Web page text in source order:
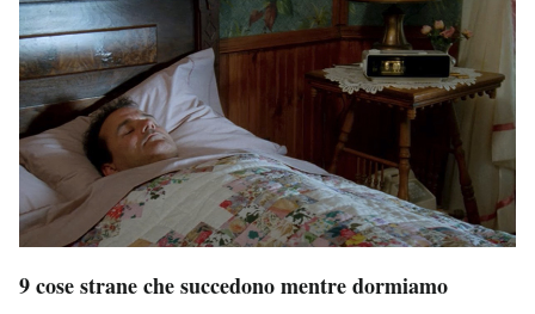
9 cose strane che succedono mentre dormiamo